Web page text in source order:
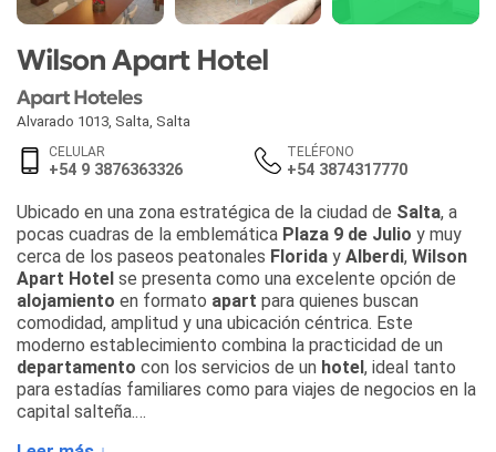
Wilson Apart Hotel
Apart Hoteles
Alvarado 1013 Salta Salta
CELULAR
+54 9 3876363326
TELÉFONO
+54 3874317770
Ubicado en una zona estratégica de la ciudad de Salta, a
pocas cuadras de la emblemática Plaza 9 de Julio y muy
cerca de los paseos peatonales Florida y Alberdi, Wilson
Apart Hotel se presenta como una excelente opción de
alojamiento en formato apart para quienes buscan
comodidad, amplitud y una ubicación céntrica. Este
moderno establecimiento combina la practicidad de un
departamento con los servicios de un hotel, ideal tanto
para estadías familiares como para viajes de negocios en la
capital salteña.